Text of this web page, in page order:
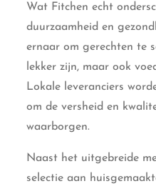
Wat Fitchen echt
duurzaamheid en
ernaar om gerechten te
lekker zijn, maar ook
Lokale leveranciers
om de versheid en
waarborgen.
Naast het uitgebreide
selectie aan